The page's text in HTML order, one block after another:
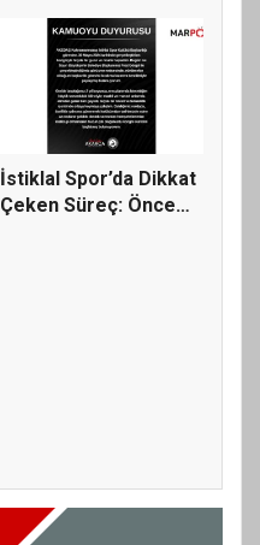
İstiklal Spor’da Dikkat
Çeken Süreç: Önce